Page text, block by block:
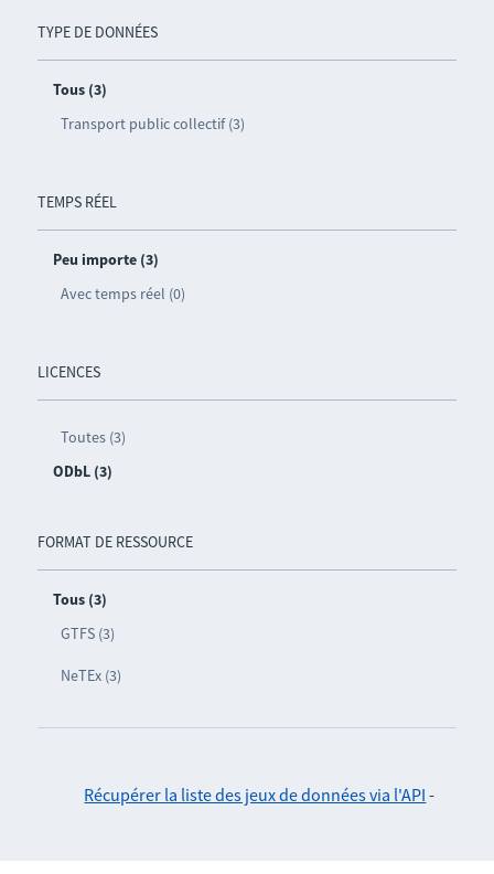
TYPE DE DONNÉES
Tous (3)
Transport public collectif (3)
TEMPS RÉEL
Peu importe (3)
Avec temps réel (0)
LICENCES
Toutes (3)
ODbL (3)
FORMAT DE RESSOURCE
Tous (3)
GTFS (3)
NeTEx (3)
Récupérer la liste des jeux de données via l'API -